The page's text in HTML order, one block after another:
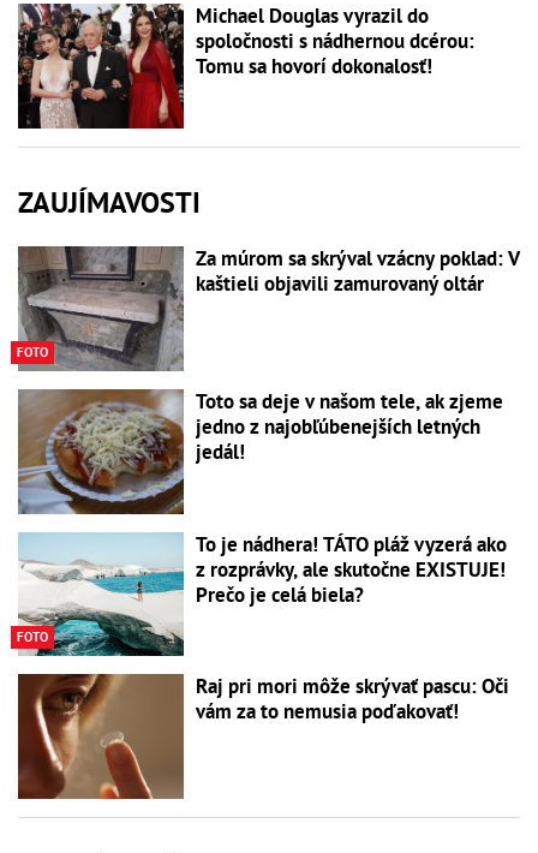
Michael Douglas vyrazil do
spoločnosti s nádhernou dcérou:
Tomu sa hovorí dokonalosť!
ZAUJÍMAVOSTI
FOTO
Za múrom sa skrýval vzácny poklad: V
kaštieli objavili zamurovaný oltár
Toto sa deje v našom tele, ak zjeme
jedno z najobľúbenejších letných
jedál!
FOTO
To je nádhera! TÁTO pláž vyzerá ako
z rozprávky, ale skutočne EXISTUJE!
Prečo je celá biela?
Raj pri mori môže skrývať pascu: Oči
vám za to nemusia poďakovať!